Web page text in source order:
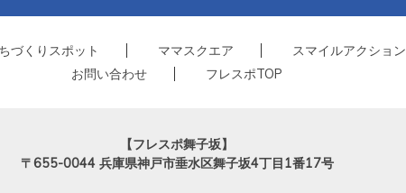
づくりスポット ママスクエア スマイルアクション
お問い合わせ
フレスポTOP
【フレスポ舞子坂】
〒655-0044 兵庫県神戸市垂水区舞子坂4丁目1番17号